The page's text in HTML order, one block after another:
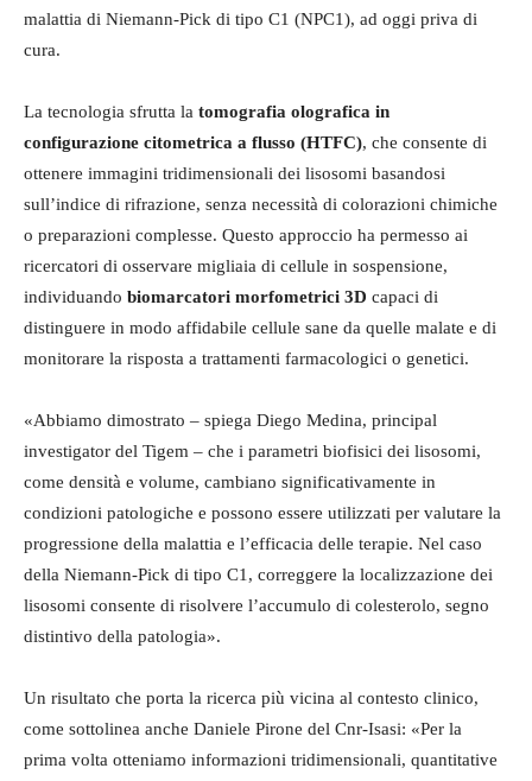
malattia di Niemann-Pick di tipo C1 (NPC1), ad oggi priva di
cura.
La tecnologia sfrutta la tomografia olografica in
configurazione citometrica a flusso (HTFC), che consente di
ottenere immagini tridimensionali dei lisosomi basandosi
sull’indice di rifrazione, senza necessità di colorazioni chimiche
o preparazioni complesse. Questo approccio ha permesso ai
ricercatori di osservare migliaia di cellule in sospensione,
individuando biomarcatori morfometrici 3D capaci di
distinguere in modo affidabile cellule sane da quelle malate e di
monitorare la risposta a trattamenti farmacologici o genetici.
«Abbiamo dimostrato – spiega Diego Medina, principal
investigator del Tigem – che i parametri biofisici dei lisosomi,
come densità e volume, cambiano significativamente in
condizioni patologiche e possono essere utilizzati per valutare la
progressione della malattia e l’efficacia delle terapie. Nel caso
della Niemann-Pick di tipo C1, correggere la localizzazione dei
lisosomi consente di risolvere l’accumulo di colesterolo, segno
distintivo della patologia».
Un risultato che porta la ricerca più vicina al contesto clinico,
come sottolinea anche Daniele Pirone del Cnr-Isasi: «Per la
prima volta otteniamo informazioni tridimensionali, quantitative